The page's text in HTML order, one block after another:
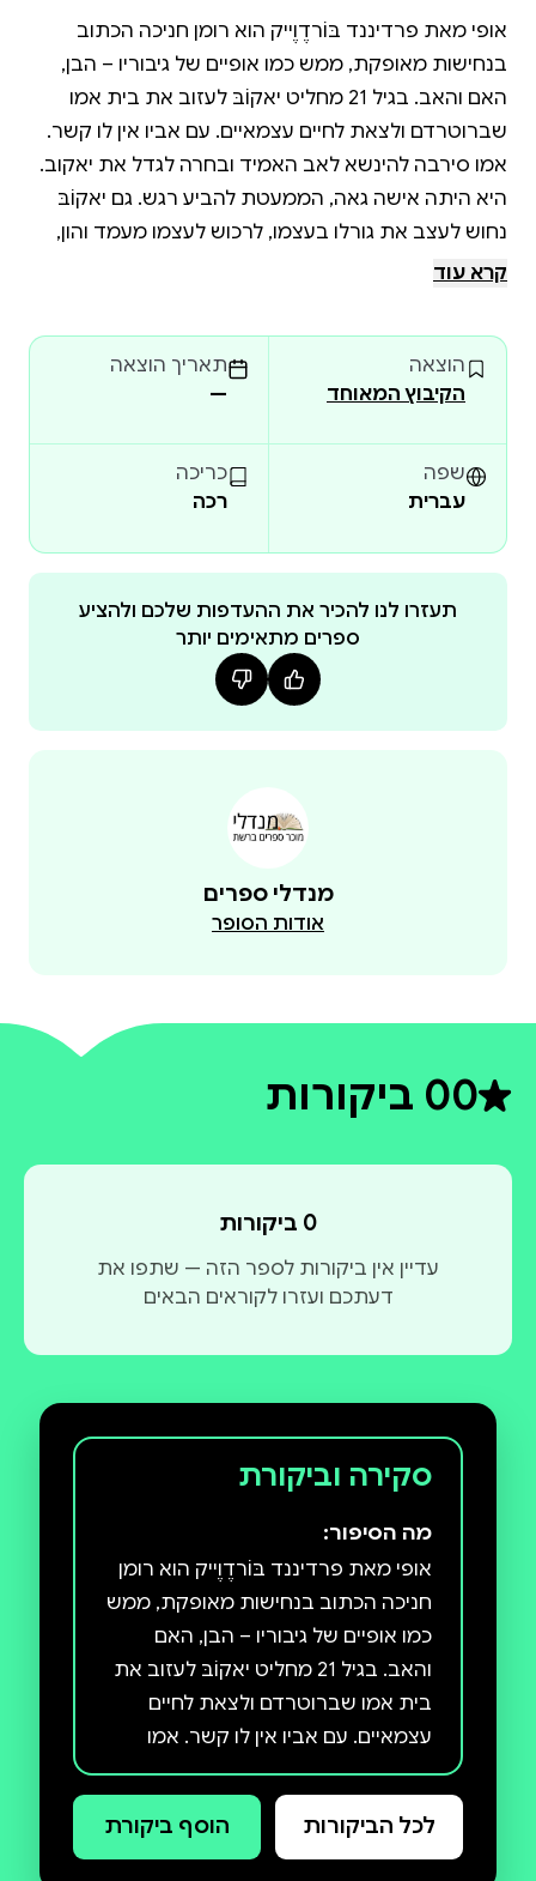
אופי מאת פרדיננד בּוֹרדֶוֶייק הוא רומן חניכה הכתוב
בנחישות מאופקת, ממש כמו אופיים של גיבוריו – הבן,
האם והאב. בגיל 21 מחליט יאקוֹבּ לעזוב את בית אמו
שברוטרדם ולצאת לחיים עצמאיים. עם אביו אין לו קשר.
אמו סירבה להינשא לאב האמיד ובחרה לגדל את יאקוב.
היא היתה אישה גאה, הממעטת להביע רגש. גם יאקוֹבּ
נחוש לעצב את גורלו בעצמו, לרכוש לעצמו מעמד והון,
ולהיחלץ מחיי עוני ודוחק. לאחר הרפתקה עסקית כושלת
צעד, בשקדנות, במשרד עורכי דין. הוא מתחיל את דרכו
כקלדן, אך
קרא עוד
הוצאה
הקיבוץ המאוחד
תאריך הוצאה
—
שפה
עברית
כריכה
רכה
תעזרו לנו להכיר את ההעדפות שלכם ולהציע
ספרים מתאימים יותר
מנדלי ספרים
אודות הסופר
0דירוג ממוצע 0 מתוך 5
0 ביקורות
0 ביקורות
עדיין אין ביקורות לספר הזה — שתפו את
דעתכם ועזרו לקוראים הבאים
סקירה וביקורת
מה הסיפור:
אופי מאת פרדיננד בּוֹרדֶוֶייק הוא רומן
חניכה הכתוב בנחישות מאופקת, ממש
כמו אופיים של גיבוריו – הבן, האם
והאב. בגיל 21 מחליט יאקוֹבּ לעזוב את
בית אמו שברוטרדם ולצאת לחיים
עצמאיים. עם אביו אין לו קשר. אמו
סירבה להינשא לאב האמיד ובחרה
לגדל את יאקוב. היא היתה אישה גאה,
הממעטת להביע רגש. גם יאקוֹבּ נחוש
לכל הביקורות הוסף ביקורת